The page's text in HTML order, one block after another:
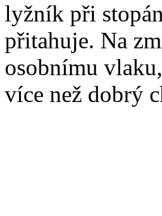
lyžník při
přitahuje. Na
osobnímu
více než dobrý